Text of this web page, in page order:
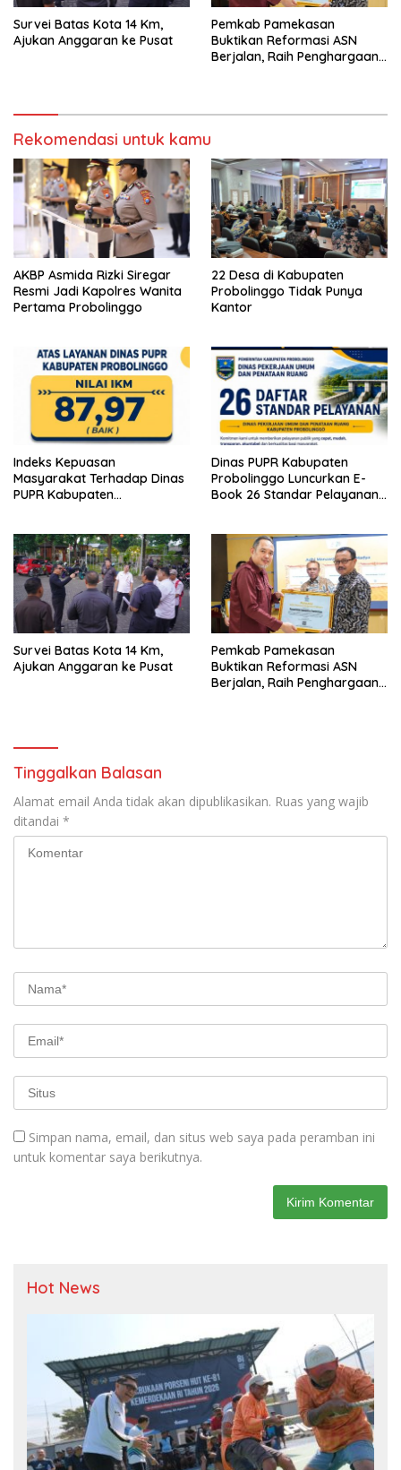
Survei Batas Kota 14 Km,
Ajukan Anggaran ke Pusat
Pemkab Pamekasan
Buktikan Reformasi ASN
Berjalan, Raih Penghargaan
Rekomendasi untuk kamu
AKBP Asmida Rizki Siregar
Resmi Jadi Kapolres Wanita
Pertama Probolinggo
22 Desa di Kabupaten
Probolinggo Tidak Punya
Kantor
Indeks Kepuasan
Masyarakat Terhadap Dinas
PUPR Kabupaten
Dinas PUPR Kabupaten
Probolinggo Luncurkan E-
Book 26 Standar Pelayanan
Survei Batas Kota 14 Km,
Ajukan Anggaran ke Pusat
Pemkab Pamekasan
Buktikan Reformasi ASN
Berjalan, Raih Penghargaan
Tinggalkan Balasan
Alamat email Anda tidak akan dipublikasikan. Ruas yang wajib
ditandai *
Simpan nama, email, dan situs web saya pada peramban ini
untuk komentar saya berikutnya.
Hot News